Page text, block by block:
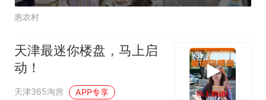
惠农村
天津最迷你楼盘，马上启
动！
天津365淘房 APP专享